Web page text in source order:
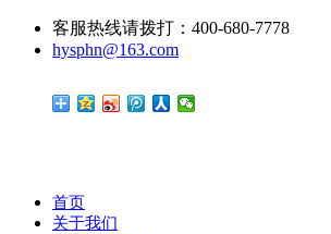
客服热线请拨打：400-680-7778
hysphn@163.com
首页
关于我们